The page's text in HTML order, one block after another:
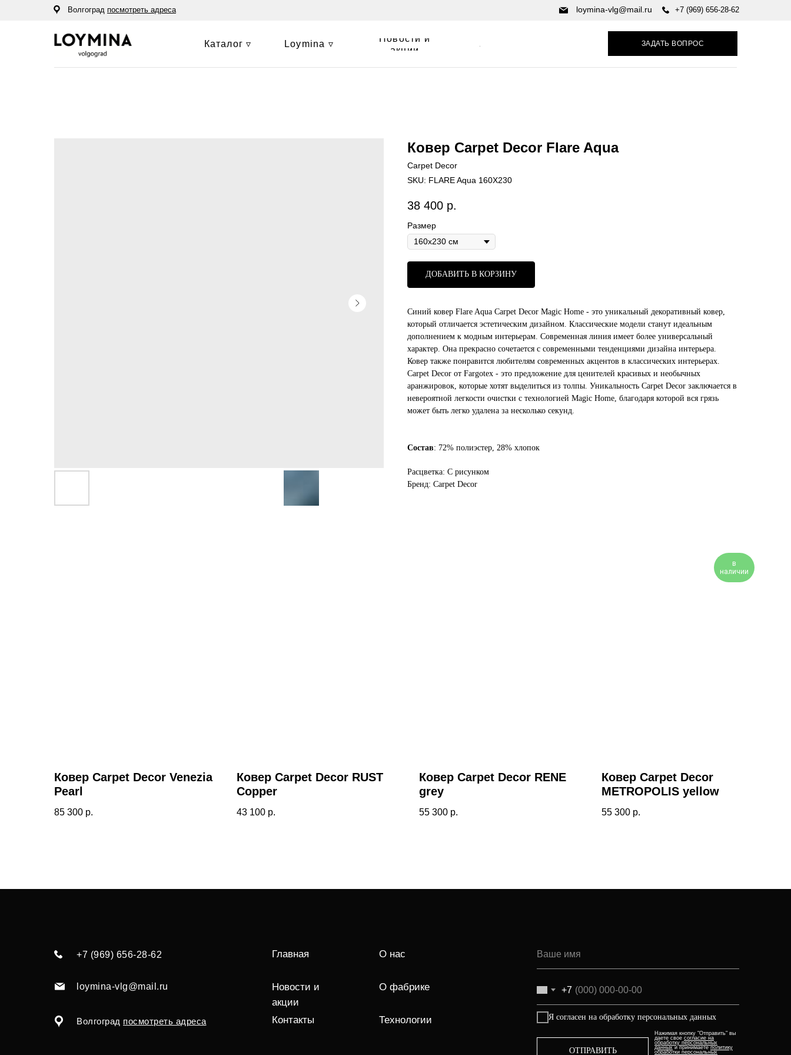
Волгоград посмотреть адреса loymina-vlg@mail.ru +7 (969) 656-28-62
ЗАДАТЬ ВОПРОС
Каталог ▿ Loymina ▿
Новости и
акции
Контакты
Ковер Carpet Decor Flare Aqua
Carpet Decor
SKU: FLARE Aqua 160X230
38 400 р.
Размер
ДОБАВИТЬ В КОРЗИНУ
Синий ковер Flare Aqua Carpet Decor Magic Home - это уникальный декоративный ковер,
который отличается эстетическим дизайном. Классические модели станут идеальным
дополнением к модным интерьерам. Современная линия имеет более универсальный
характер. Она прекрасно сочетается с современными тенденциями дизайна интерьера.
Ковер также понравится любителям современных акцентов в классических интерьерах.
Carpet Decor от Fargotex - это предложение для ценителей красивых и необычных
аранжировок, которые хотят выделиться из толпы. Уникальность Carpet Decor заключается в
невероятной легкости очистки с технологией Magic Home, благодаря которой вся грязь
может быть легко удалена за несколько секунд.
Состав: 72% полиэстер, 28% хлопок
Расцветка: С рисунком
Бренд: Carpet Decor
Ковер Carpet Decor Venezia
Pearl
85 300 р.
Ковер Carpet Decor RUST
Сopper
43 100 р.
Ковер Carpet Decor RENE
grey
55 300 р.
в
наличии
Ковер Carpet Decor
METROPOLIS yellow
55 300 р.
Волгоград посмотреть адреса
loymina-vlg@mail.ru
+7 (969) 656-28-62
+7
Я согласен на обработку персональных данных
ОТПРАВИТЬ
Главная
Новости и
акции
Контакты
Нажимая кнопку "Отправить" вы
даете свое согласие на
обработку персональных
данныхи принимаетеполитику
обработки персональных
Технологии
О нас
О фабрике